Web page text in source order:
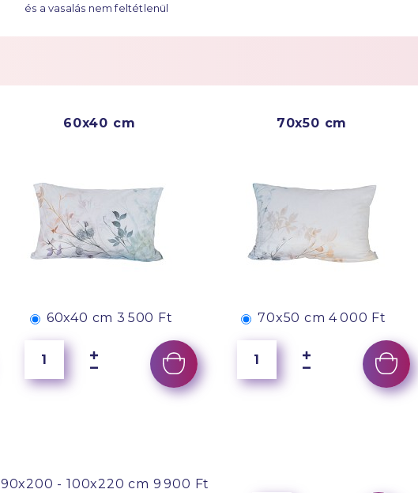
és a vasalás nem feltétlenül
60x40 cm
60x40 cm 3 500 Ft
70x50 cm
70x50 cm 4 000 Ft
90x200 - 100x220 cm 9 900 Ft